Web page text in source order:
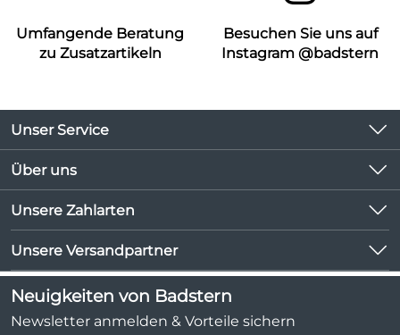
Umfangende Beratung
zu Zusatzartikeln
Besuchen Sie uns auf
Instagram @badstern
Unser Service
Kontakt
Kundeninformationen
Newsletter
Lieferbedingungen
Kundenlogin
Über uns
Unsere Bestseller
Marken
Neu
Angebote
Kundenbewertungen (1.047)
Unsere Zahlarten
Unsere Versandpartner
Neuigkeiten von Badstern
Newsletter anmelden & Vorteile sichern